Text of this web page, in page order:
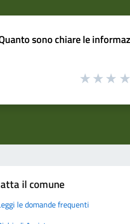
sono chiare le
il comune
le domande frequenti